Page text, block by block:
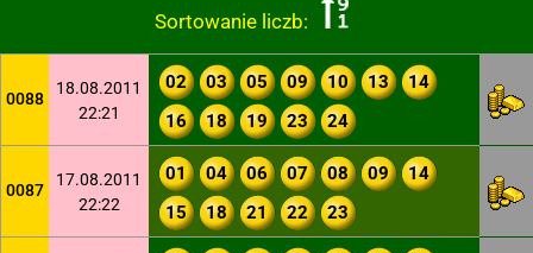
Sortowanie liczb:
0088
18.08.2011
22:21
02 03 05 09 10 13
14
16
18 19 23 24
0087
17.08.2011
22:22
01 04 06 07 08 09
14
15
18 21 22 23